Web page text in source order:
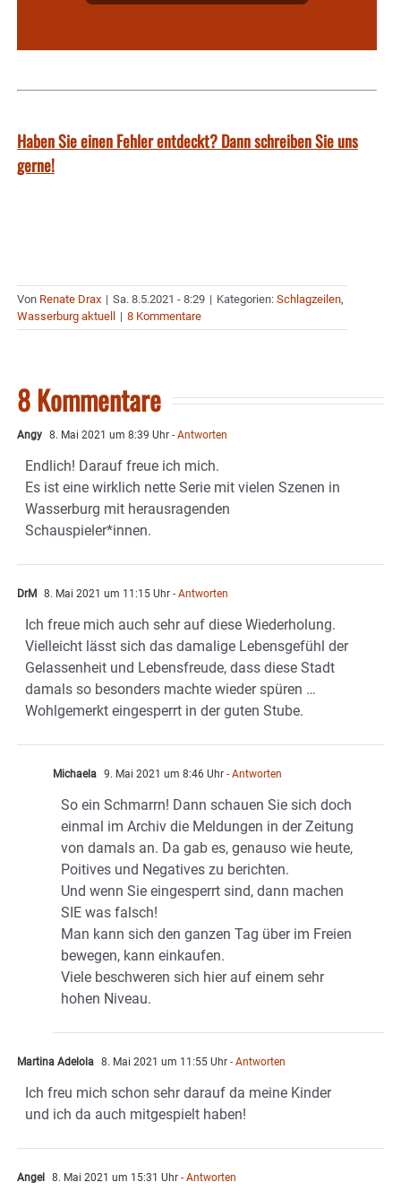
Haben Sie einen Fehler entdeckt? Dann schreiben Sie uns
gerne!
Von Renate Drax | Sa. 8.5.2021 - 8:29 | Kategorien: Schlagzeilen,
Wasserburg aktuell
| 8 Kommentare
8 Kommentare
Angy 8. Mai 2021 um 8:39 Uhr - Antworten
Endlich! Darauf freue ich mich.
Es ist eine wirklich nette Serie mit vielen Szenen in
Wasserburg mit herausragenden
Schauspieler*innen.
DrM 8. Mai 2021 um 11:15 Uhr - Antworten
Ich freue mich auch sehr auf diese Wiederholung.
Vielleicht lässt sich das damalige Lebensgefühl der
Gelassenheit und Lebensfreude, dass diese Stadt
damals so besonders machte wieder spüren …
Wohlgemerkt eingesperrt in der guten Stube.
Michaela 9. Mai 2021 um 8:46 Uhr - Antworten
So ein Schmarrn! Dann schauen Sie sich doch
einmal im Archiv die Meldungen in der Zeitung
von damals an. Da gab es, genauso wie heute,
Poitives und Negatives zu berichten.
Und wenn Sie eingesperrt sind, dann machen
SIE was falsch!
Man kann sich den ganzen Tag über im Freien
bewegen, kann einkaufen.
Viele beschweren sich hier auf einem sehr
hohen Niveau.
Martina Adelola 8. Mai 2021 um 11:55 Uhr - Antworten
Ich freu mich schon sehr darauf da meine Kinder
und ich da auch mitgespielt haben!
Angel 8. Mai 2021 um 15:31 Uhr - Antworten